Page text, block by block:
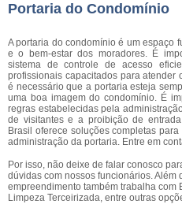
Portaria do Condomínio
A portaria do condomínio é um espaço
e o bem-estar dos moradores. É
sistema de controle de acesso
profissionais capacitados para atender
é necessário que a portaria esteja
uma boa imagem do condomínio. É
regras estabelecidas pela
de visitantes e a proibição de
Brasil oferece soluções completas
administração da portaria. Entre em
Por isso, não deixe de falar conosco
dúvidas com nossos funcionários. Além
empreendimento também trabalha com
Limpeza Terceirizada, entre outras